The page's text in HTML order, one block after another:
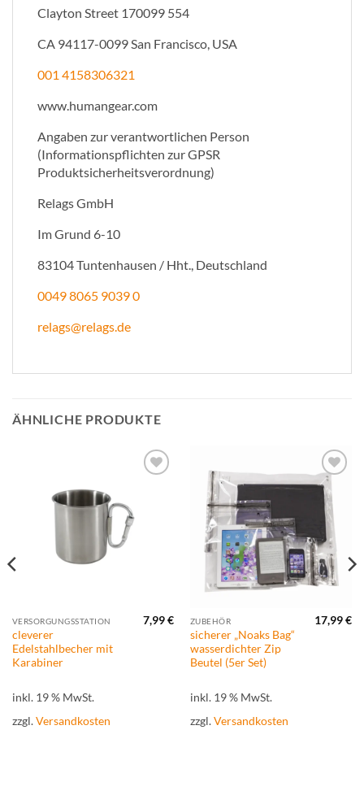
Clayton Street 170099 554
CA 94117-0099 San Francisco, USA
001 4158306321
www.humangear.com
Angaben zur verantwortlichen Person
(Informationspflichten zur GPSR
Produktsicherheitsverordnung)
Relags GmbH
Im Grund 6-10
83104 Tuntenhausen / Hht., Deutschland
0049 8065 9039 0
ed.sgaler@sgaler
ÄHNLICHE PRODUKTE
hinzufügen
VERSORGUNGSSTATION
cleverer
Edelstahlbecher mit
Karabiner
7,99€
inkl. 19 % MwSt.
zzgl.Versandkosten
Zur
Wunschliste
hinzufügen
ZUBEHÖR
sicherer „Noaks Bag“
wasserdichter Zip
Beutel (5er Set)
17,99€
inkl. 19 % MwSt.
zzgl.Versandkosten